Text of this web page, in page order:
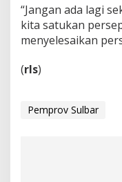
“Jangan ada lagi
kita satukan
menyelesaikan
(rls)
Pemprov Sulbar